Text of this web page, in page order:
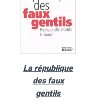
La république
des faux
gentils